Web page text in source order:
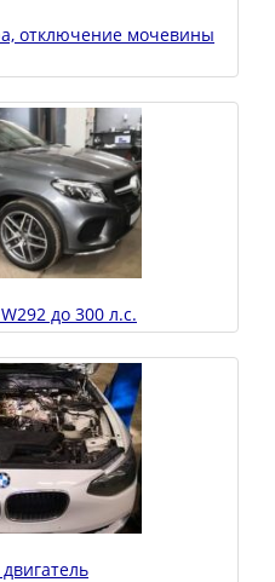
отключение мочевины
до 300 л.с.